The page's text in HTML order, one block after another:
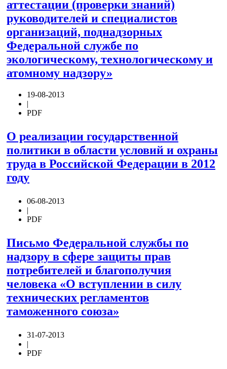
аттестации (проверки знаний)
руководителей и специалистов
организаций, поднадзорных
Федеральной службе по
экологическому, технологическому и
атомному надзору»
19-08-2013
|
PDF
О реализации государственной
политики в области условий и охраны
труда в Российской Федерации в 2012
году
06-08-2013
|
PDF
Письмо Федеральной службы по
надзору в сфере защиты прав
потребителей и благополучия
человека «О вступлении в силу
технических регламентов
таможенного союза»
31-07-2013
|
PDF